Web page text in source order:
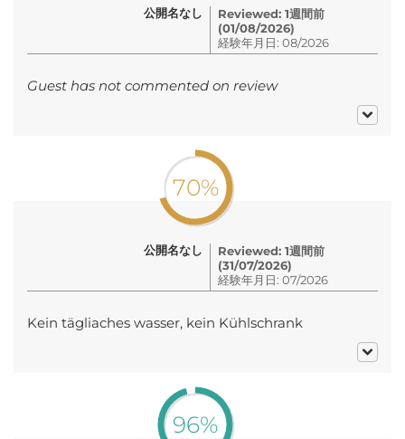
公開名なし
Reviewed: 1週間前
(01/08/2026)
経験年月日: 08/2026
Guest has not commented on review
70%
公開名なし
Reviewed: 1週間前
(31/07/2026)
経験年月日: 07/2026
Kein tägliaches wasser, kein Kühlschrank
96%